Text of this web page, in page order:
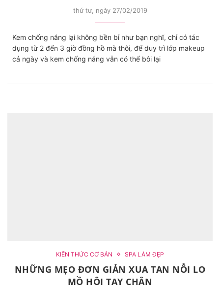
thứ tư, ngày 27/02/2019
Kem chống nắng lại không bền bỉ như bạn nghĩ, chỉ có tác
dụng từ 2 đến 3 giờ đồng hồ mà thôi, để duy trì lớp makeup
cả ngày và kem chống nắng vẫn có thể bôi lại
KIẾN THỨC CƠ BẢN SPA LÀM ĐẸP
NHỮNG MẸO ĐƠN GIẢN XUA TAN NỖI LO
MỒ HÔI TAY CHÂN